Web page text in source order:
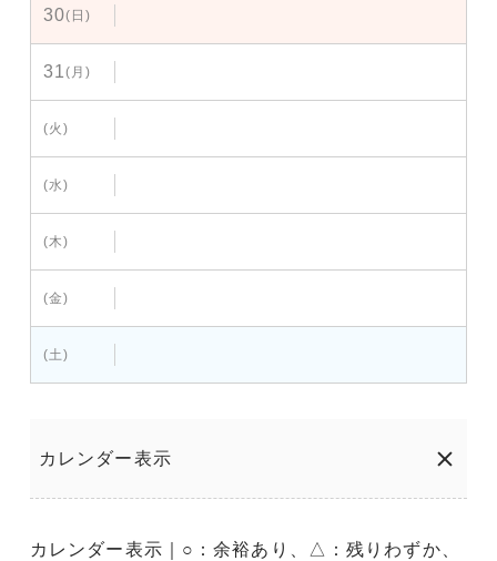
30(日)
31(月)
(火)
(水)
(木)
(金)
(土)
カレンダー表示
カレンダー表示｜○：余裕あり、△：残りわずか、